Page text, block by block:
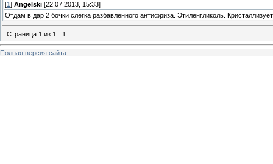
[1 ] Angelski [22.07.2013, 15:33]
Отдам в дар 2 бочки слегка разбавленного антифриза. Этиленгликоль.
Страница 1 из 1 1
Полная версия сайта